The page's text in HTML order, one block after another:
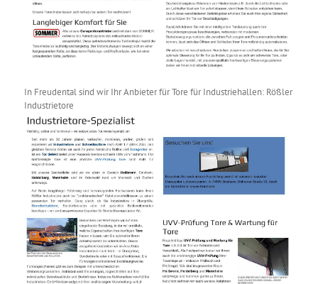
In Freudental sind wir Ihr Anbieter für Tore für Industriehallen: Rößler
Industrietore